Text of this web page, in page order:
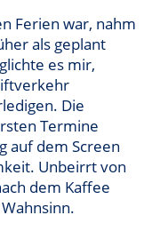
Ferien war, nahm
als geplant
es mir,
Die
Termine
auf dem Screen
Unbeirrt von
dem Kaffee